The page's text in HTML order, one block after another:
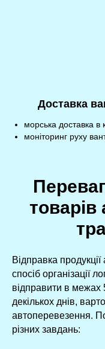
Доставка
морська доставка в
моніторинг руху
Відправка
спосіб організації
відправити в межах
декількох днів,
автоперевезення.
різних завдань: